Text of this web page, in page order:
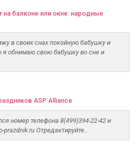
на балконе или окне: народные
в своих снах покойную бабушку и
я обнимаю свою бабушку во сне и
ASP Alliance
номер телефона 8(499)394-22-42 и
Отредактируйте...